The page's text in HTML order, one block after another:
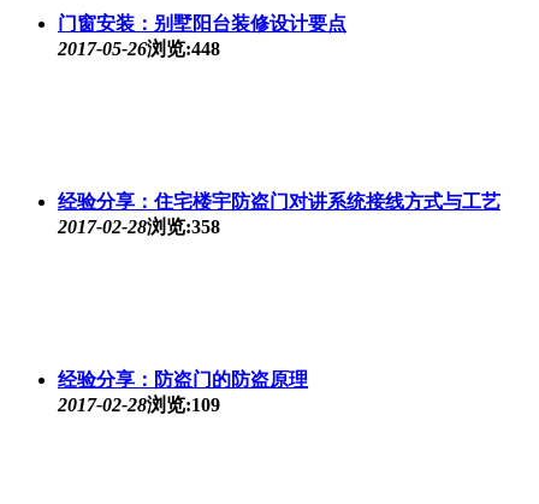
门窗安装：别墅阳台装修设计要点
2017-05-26浏览:448
经验分享：住宅楼宇防盗门对讲系统接线方式与工艺
2017-02-28浏览:358
经验分享：防盗门的防盗原理
2017-02-28浏览:109